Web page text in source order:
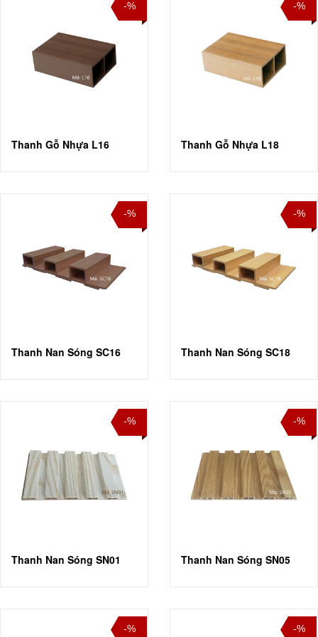
-%
Thanh Gỗ Nhựa L16
-%
Thanh Gỗ Nhựa L18
-%
Thanh Nan Sóng SC16
-%
Thanh Nan Sóng SC18
-%
Thanh Nan Sóng SN01
-%
Thanh Nan Sóng SN05
-% -%